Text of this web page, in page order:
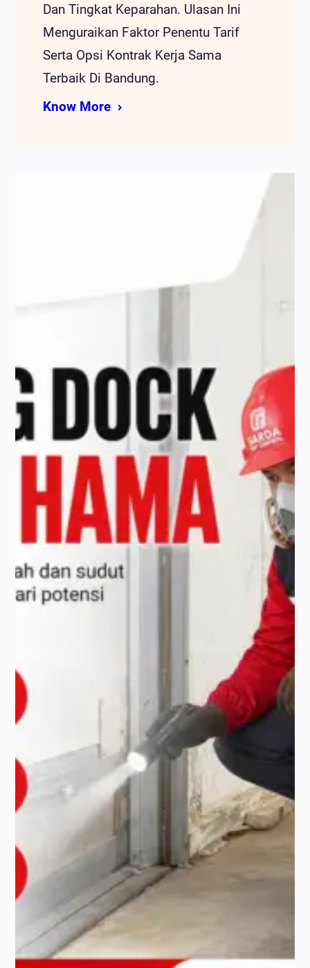
Dan Tingkat Keparahan. Ulasan Ini
Menguraikan Faktor Penentu Tarif
Serta Opsi Kontrak Kerja Sama
Terbaik Di Bandung.
Know More